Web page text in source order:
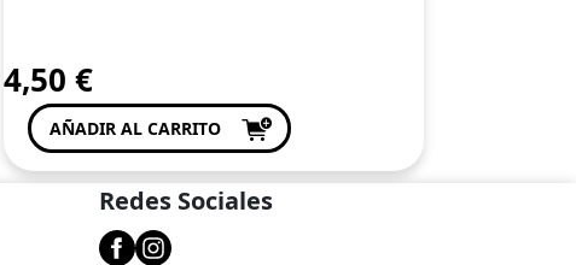
4,50 €
AÑADIR AL CARRITO
Redes Sociales